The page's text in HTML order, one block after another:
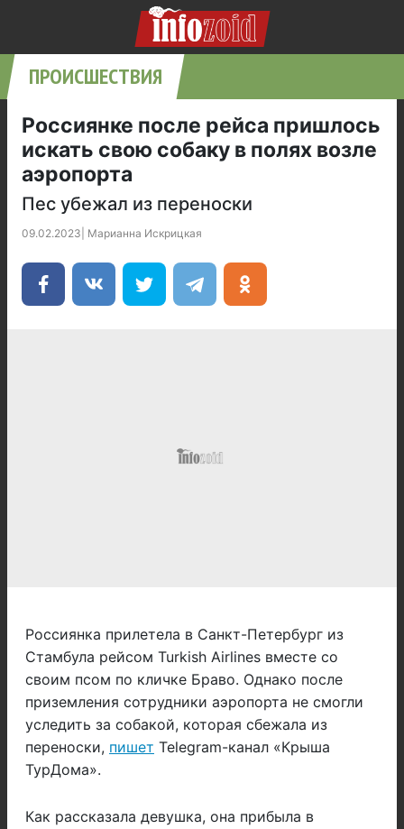
ПРОИСШЕСТВИЯ
Россиянке после рейса пришлось
искать свою собаку в полях возле
аэропорта
Пес убежал из переноски
09.02.2023 Марианна Искрицкая
Россиянка прилетела в Санкт-Петербург из
Стамбула рейсом Turkish Airlines вместе со
своим псом по кличке Браво. Однако после
приземления сотрудники аэропорта не смогли
уследить за собакой, которая сбежала из
переноски, пишет Telegram-канал «Крыша
ТурДома».
Как рассказала девушка, она прибыла в